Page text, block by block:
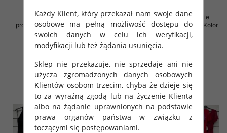
Sukienki damskie (Włoskie
produkt) Roz Standard, Mix Kolor
Paczka 5 szt
72.00 zł
szczegóły
Sukienki damskie (Włoskie
produkt) Roz Standard, Mix Kolor
Paczka 5 szt
69.00 zł
szczegóły
Każdy Klient, który przekazał nam swoje dane
osobowe ma pełną możliwość dostępu do
swoich danych w celu ich weryfikacji,
modyfikacji lub też żądania usunięcia.
Sklep nie przekazuje, nie sprzedaje ani nie
użycza zgromadzonych danych osobowych
Klientów osobom trzecim, chyba że dzieje się
to za wyraźną zgodą lub na życzenie Klienta
albo na żądanie uprawnionych na podstawie
prawa organów państwa w związku z
toczącymi się postępowaniami.